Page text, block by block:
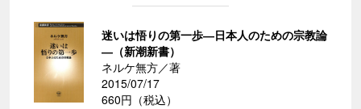
迷いは悟りの第一歩―日本人のための宗教論
―（新潮新書）
ネルケ無方／著
2015/07/17
660円（税込）